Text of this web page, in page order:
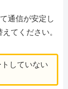
通信が安定し
てください。
していない